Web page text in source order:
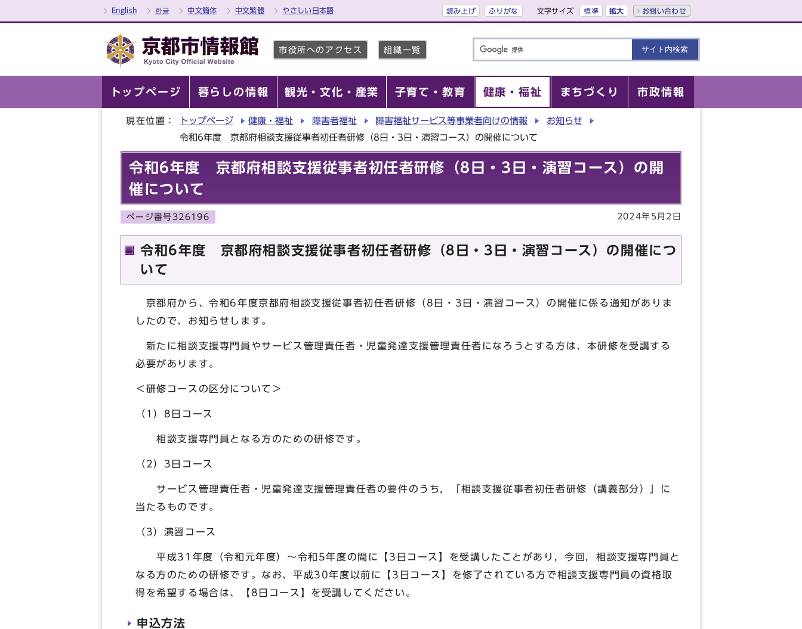
English 한글 中文簡体 中文繁體 やさしい日本語 読み上げ ふりがな 文字サイズ 標準 拡大 お問い合わせ
市役所へのアクセス 組織一覧
トップページ 暮らしの情報 観光・文化・産業 子育て・教育 健康・福祉 まちづくり 市政情報
現在位置： トップページ 健康・福祉 障害者福祉 障害福祉サービス等事業者向けの情報
お知らせ
令和6年度 京都府相談支援従事者初任者研修（8日・3日・演習コース）の開催について
令和6年度 京都府相談支援従事者初任者研修（8日・3日・演習コース）の開
催について
ページ番号326196 2024年5月2日
令和6年度 京都府相談支援従事者初任者研修（8日・3日・演習コース）の開催につ
いて
京都府から、令和6年度京都府相談支援従事者初任者研修（8日・3日・演習コース）の開催に係る通知がありま
したので、お知らせします。
新たに相談支援専門員やサービス管理責任者・児童発達支援管理責任者になろうとする方は、本研修を受講する
必要があります。
＜研修コースの区分について＞
（1）8日コース
相談支援専門員となる方のための研修です。
（2）3日コース
サービス管理責任者・児童発達支援管理責任者の要件のうち，「相談支援従事者初任者研修（講義部分）」に
当たるものです。
（3）演習コース
平成31年度（令和元年度）～令和5年度の間に【3日コース】を受講したことがあり，今回，相談支援専門員と
なる方のための研修です。なお、平成30年度以前に【3日コース】を修了されている方で相談支援専門員の資格取
得を希望する場合は、【8日コース】を受講してください。
申込方法